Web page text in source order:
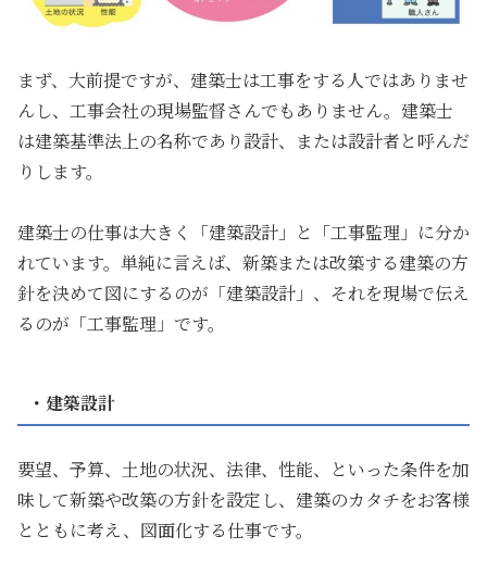
まず、大前提ですが、建築士は工事をする人ではありませ
んし、工事会社の現場監督さんでもありません。建築士
は建築基準法上の名称であり設計、または設計者と呼んだ
りします。
建築士の仕事は大きく「建築設計」と「工事監理」に分か
れています。単純に言えば、新築または改築する建築の方
針を決めて図にするのが「建築設計」、それを現場で伝え
るのが「工事監理」です。
・建築設計
要望、予算、土地の状況、法律、性能、といった条件を加
味して新築や改築の方針を設定し、建築のカタチをお客様
とともに考え、図面化する仕事です。